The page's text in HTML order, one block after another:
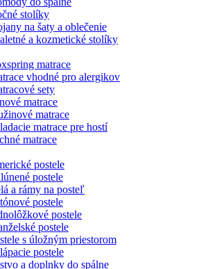
stolíky
na šaty a oblečenie
a kozmetické stolíky
matrace
vhodné pro alergikov
sety
matrace
matrace
matrace pre hostí
matrace
postele
postele
a rámy na posteľ
postele
postele
postele
s úložným priestorom
postele
a doplnky do spálne